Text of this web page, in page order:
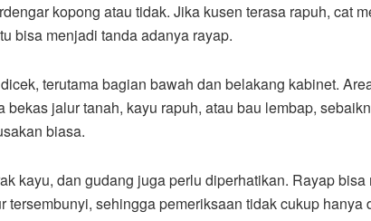
kopong atau tidak. Jika kusen terasa rapuh, cat
bisa menjadi tanda adanya rayap.
terutama bagian bawah dan belakang kabinet.
bekas jalur tanah, kayu rapuh, atau bau lembap,
biasa.
kayu, dan gudang juga perlu diperhatikan. Rayap
tersembunyi, sehingga pemeriksaan tidak cukup hanya